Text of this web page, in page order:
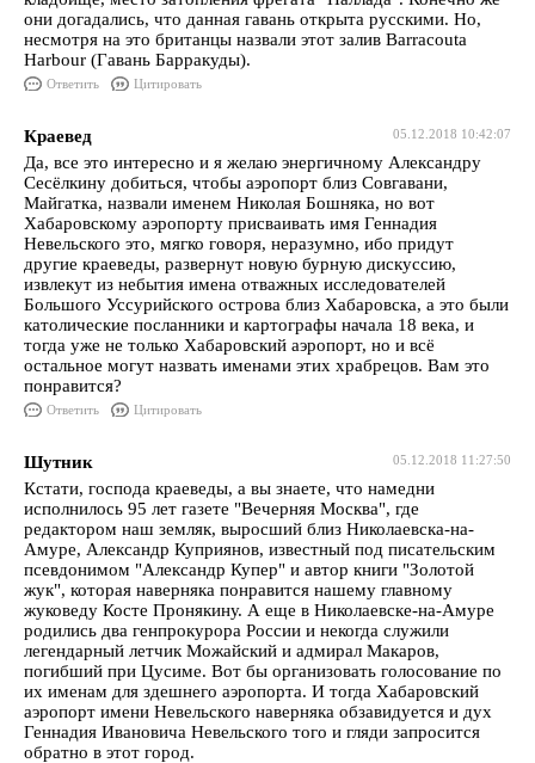
они догадались, что данная гавань открыта русскими. Но,
несмотря на это британцы назвали этот залив Barracouta
Harbour (Гавань Барракуды).
Ответить Цитировать
05.12.2018 10:42:07
Краевед
Да, все это интересно и я желаю энергичному Александру
Сесёлкину добиться, чтобы аэропорт близ Совгавани,
Майгатка, назвали именем Николая Бошняка, но вот
Хабаровскому аэропорту присваивать имя Геннадия
Невельского это, мягко говоря, неразумно, ибо придут
другие краеведы, развернут новую бурную дискуссию,
извлекут из небытия имена отважных исследователей
Большого Уссурийского острова близ Хабаровска, а это были
католические посланники и картографы начала 18 века, и
тогда уже не только Хабаровский аэропорт, но и всё
остальное могут назвать именами этих храбрецов. Вам это
понравится?
Ответить Цитировать
05.12.2018 11:27:50
Шутник
Кстати, господа краеведы, а вы знаете, что намедни
исполнилось 95 лет газете "Вечерняя Москва", где
редактором наш земляк, выросший близ Николаевска-на-
Амуре, Александр Куприянов, известный под писательским
псевдонимом "Александр Купер" и автор книги "Золотой
жук", которая наверняка понравится нашему главному
жуковеду Косте Пронякину. А еще в Николаевске-на-Амуре
родились два генпрокурора России и некогда служили
легендарный летчик Можайский и адмирал Макаров,
погибший при Цусиме. Вот бы организовать голосование по
их именам для здешнего аэропорта. И тогда Хабаровский
аэропорт имени Невельского наверняка обзавидуется и дух
Геннадия Ивановича Невельского того и гляди запросится
обратно в этот город.